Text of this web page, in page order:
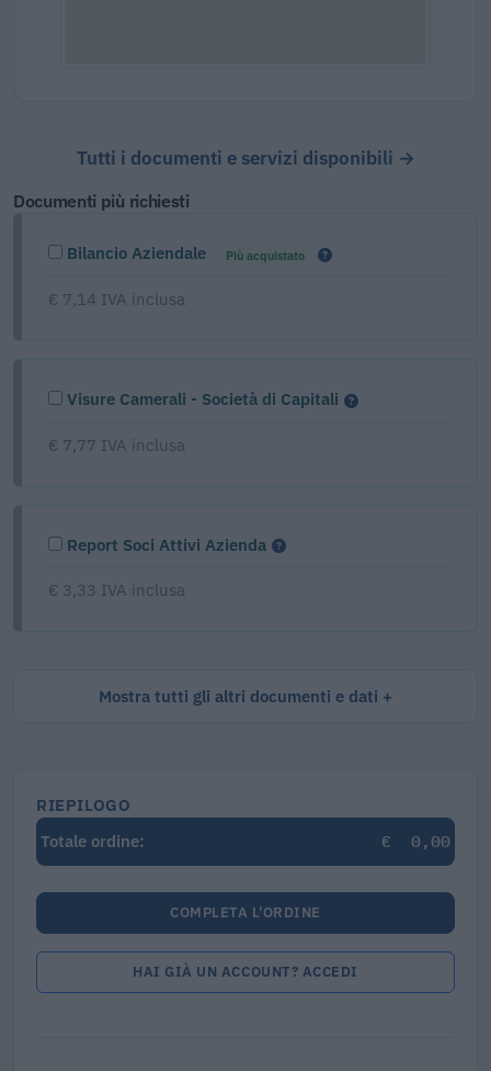
Tutti i documenti e servizi disponibili →
Documenti più richiesti
Bilancio Aziendale Più acquistato
€ 7,14 IVA inclusa
Visure Camerali - Società di Capitali
€ 7,77 IVA inclusa
Report Soci Attivi Azienda
€ 3,33 IVA inclusa
Mostra tutti gli altri documenti e dati
RIEPILOGO
Totale ordine:
€ 0,00
COMPLETA L'ORDINE
HAI GIÀ UN ACCOUNT? ACCEDI